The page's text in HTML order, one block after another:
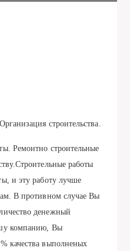
строительства.
Ремонтно строительные
работы
и эту работу лучше
В противном случае Вы
денежный
компанию, Вы
качества выполненых